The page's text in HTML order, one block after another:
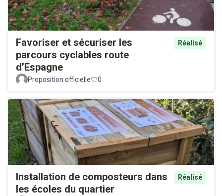
Favoriser et sécuriser les
parcours cyclables route
d’Espagne
Réalisé
Proposition officielle 0
Installation de composteurs dans
les écoles du quartier
Réalisé